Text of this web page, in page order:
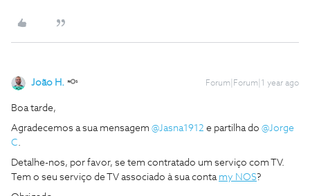
João H. Forum|Forum|1 year ago
Boa tarde,
Agradecemos a sua mensagem ​ @Jasna1912 e partilha do ​ @Jorge
C.
Detalhe-nos, por favor, se tem contratado um serviço com TV.
Tem o seu serviço de TV associado à sua conta my NOS?